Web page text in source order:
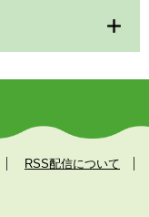
RSS配信について